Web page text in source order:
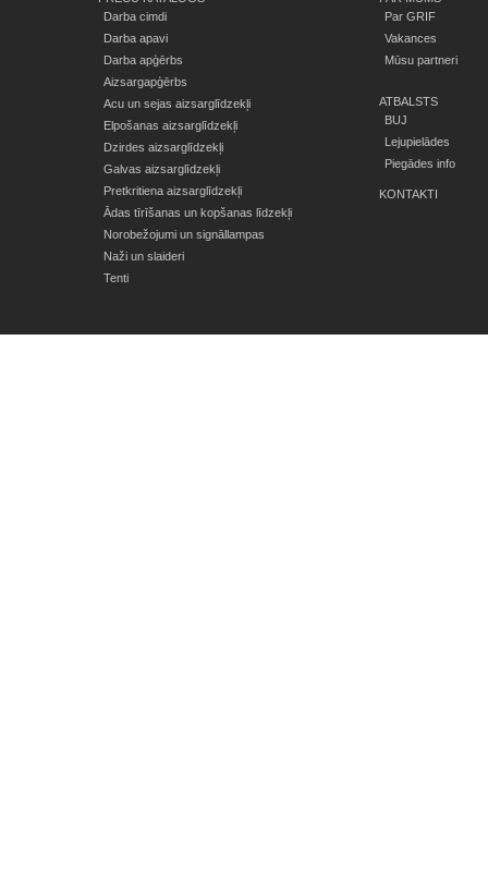
Darba cimdi
Darba apavi
Darba apģērbs
Aizsargapģērbs
Acu un sejas aizsarglīdzekļi
Elpošanas aizsarglīdzekļi
Dzirdes aizsarglīdzekļi
Galvas aizsarglīdzekļi
Pretkritiena aizsarglīdzekļi
Ādas tīrīšanas un kopšanas līdzekļi
Norobežojumi un signāllampas
Naži un slaideri
Tenti
Par GRIF
Vakances
Mūsu partneri
ATBALSTS
BUJ
Lejupielādes
Piegādes info
KONTAKTI